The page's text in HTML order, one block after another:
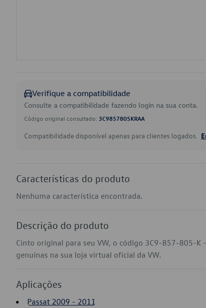
Verifique a compatibilidade
Consulte a compatibilidade fazendo login na sua conta.
Código original consultado: 3C9857805KRAA
Compatibilidade disponível apenas para clientes logados.
Características do produto
Nenhuma característica encontrada.
Descrição do produto
Cinto original para seu VW, o código 3C9-857-805-K
genuínas na sua loja virtual oficial da VW.
Aplicações
Passat 2009 - 2011